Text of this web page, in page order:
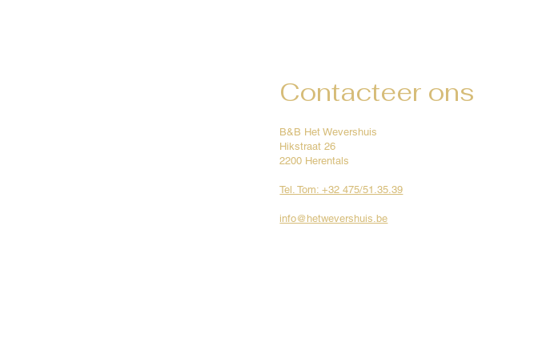
Contacteer ons
B&B Het Wevershuis
Hikstraat 26
2200 Herentals
Tel. Tom: +32 475/51.35.39
info@hetwevershuis.be